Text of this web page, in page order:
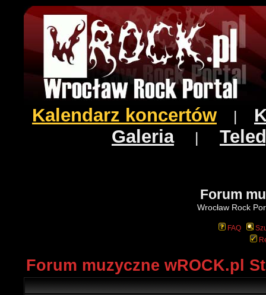
Kalendarz koncertów
Galeria|
Forum
Wrocław Rock
FAQ
Forum muzyczne wROCK.pl